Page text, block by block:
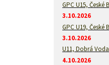
GPC U15, České
3.10.2026
GPC U19, České
3.10.2026
U11, Dobrá
4.10.2026